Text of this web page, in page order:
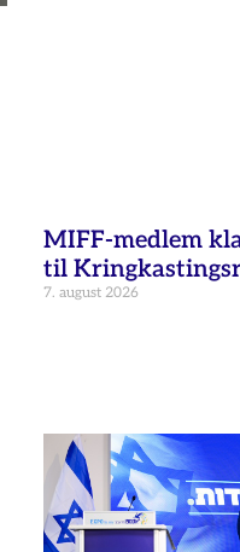
MIFF-medlem
til
7. august 2026